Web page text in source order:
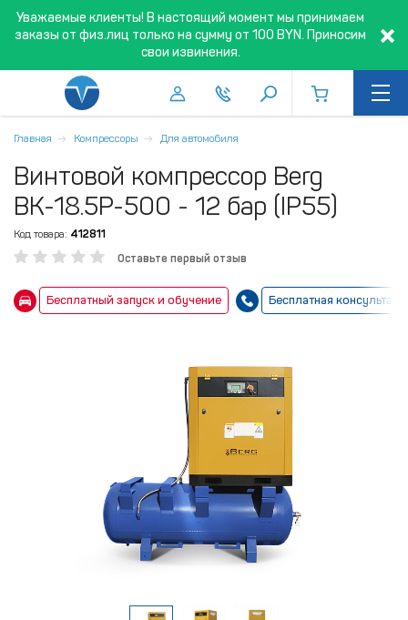
Уважаемые клиенты! В настоящий момент мы принимаем
заказы от физ.лиц только на сумму от 100 BYN. Приносим
свои извинения.
Главная Компрессоры Для автомобиля
Винтовой компрессор Berg
ВК-18.5Р-500 - 12 бар (IP55)
Код товара: 412811
Оставьте первый отзыв
Бесплатный запуск и обучение Бесплатная